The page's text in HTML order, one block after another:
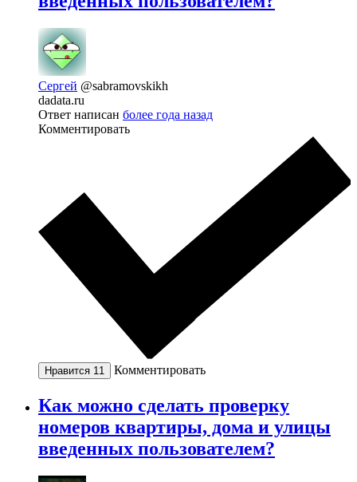
Сергей @sabramovskikh
dadata.ru
Ответ написан более года назад
Комментировать
Нравится 11 Комментировать
Как можно сделать проверку
номеров квартиры, дома и улицы
введенных пользователем?